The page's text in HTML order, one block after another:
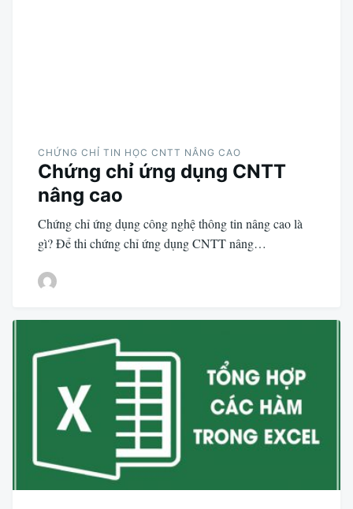
CHỨNG CHỈ TIN HỌC CNTT NÂNG CAO
Chứng chỉ ứng dụng CNTT
nâng cao
Chứng chỉ ứng dụng công nghệ thông tin nâng cao là
gì? Để thi chứng chỉ ứng dụng CNTT nâng…